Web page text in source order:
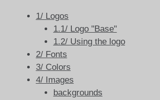
1/ Logos
1.1/ Logo "Base"
1.2/ Using the logo
2/ Fonts
3/ Colors
4/ Images
backgrounds